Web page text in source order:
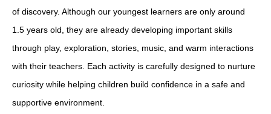
of discovery. Although our youngest learners are only around
1.5 years old, they are already developing important skills
through play, exploration, stories, music, and warm interactions
with their teachers. Each activity is carefully designed to nurture
curiosity while helping children build confidence in a safe and
supportive environment.